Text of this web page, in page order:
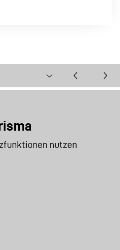
nutzen